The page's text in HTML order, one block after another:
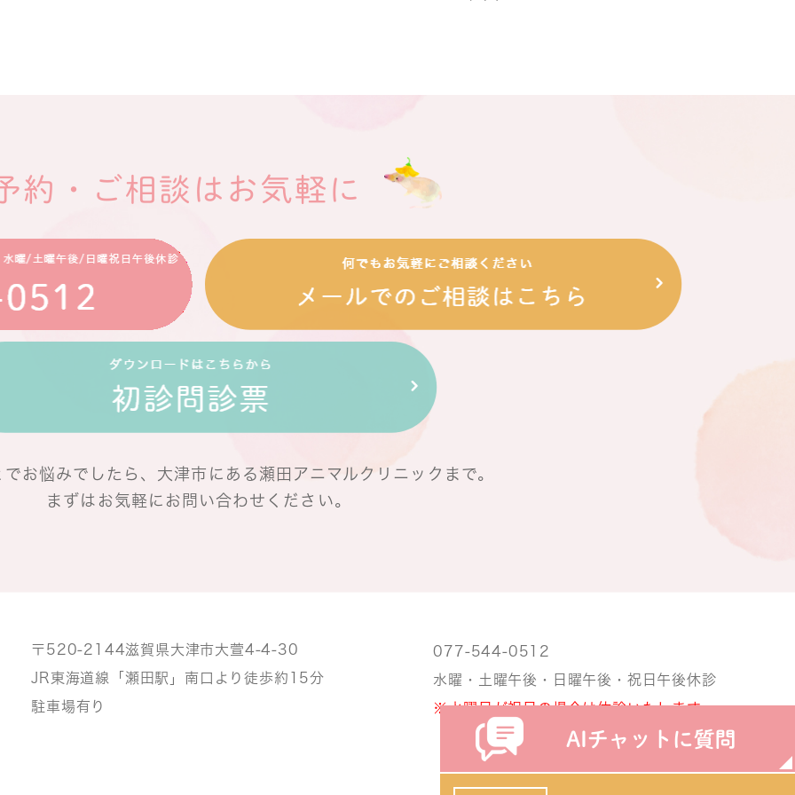
約・ご相談はお気軽に
お悩みでしたら、 大津市にある瀬田アニマルクリニックまで。
まずはお気軽にお問い合わせください。
〒520-2144滋賀県大津市大萱4-4-30
JR東海道線「瀬田駅」南口より徒歩約15分
駐車場有り
077-544-0512
水曜・土曜午後・日曜午後・祝日午後休診
※水曜日が祝日の場合は休診いたします。